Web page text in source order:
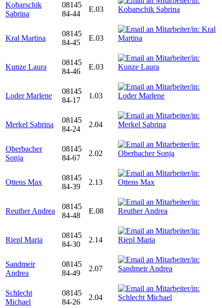
Kobarschik
Sabrina
08145
84-44
E.03
Kral Martina
08145
84-45
E.03
Kunze Laura
08145
84-46
E.03
Loder Marlene
08145
84-17
1.03
Merkel Sabrina
08145
84-24
2.04
Oberbacher
Sonja
08145
84-67
2.02
Ottens Max
08145
84-39
2.13
Reuther Andrea
08145
84-48
E.08
Riepl Maria
08145
84-30
2.14
Sandmeir
Andrea
08145
84-49
2.07
Schlecht
Michael
08145
84-26
2.04